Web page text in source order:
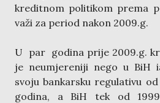
kreditnom politikom prema
važi za period nakon 2009.g.
U par godina prije 2009.g.
je neumjereniji nego u BiH
svoju bankarsku regulativu
godina, a BiH tek od